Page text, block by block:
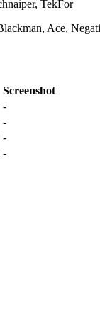
TekFor
Ace,
Screenshot
-
-
-
-